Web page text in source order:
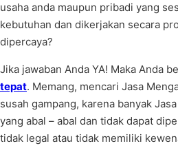
usaha anda maupun pribadi yang
kebutuhan dan dikerjakan secara
dipercaya?
Jika jawaban Anda YA! Maka Anda
tepat. Memang, mencari Jasa
susah gampang, karena banyak
yang abal – abal dan tidak dapat
tidak legal atau tidak memiliki